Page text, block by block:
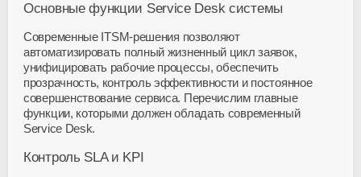
Основные функции Service Desk системы
Современные ITSM-решения позволяют
автоматизировать полный жизненный цикл заявок,
унифицировать рабочие процессы, обеспечить
прозрачность, контроль эффективности и постоянное
совершенствование сервиса. Перечислим главные
функции, которыми должен обладать современный
Service Desk.
Контроль SLA и KPI